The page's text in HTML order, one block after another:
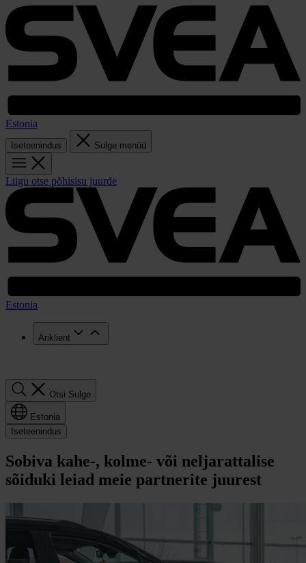
Estonia
Iseteenindus Sulge menüü
Liigu otse põhisisu juurde
Estonia
Äriklient
Otsi Sulge
Estonia
Iseteenindus
Sobiva kahe-, kolme- või neljarattalise
sõiduki leiad meie partnerite juurest